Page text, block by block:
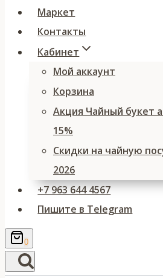
Маркет
Контакты
Кабинет
Мой аккаунт
Корзина
Акция Чайный букет
15%
Скидки на чайную
2026
+7 963 644 4567
Пишите в Telegram
0